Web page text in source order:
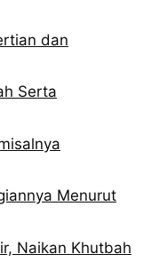
dan
Serta
Menurut
Naikan Khutbah